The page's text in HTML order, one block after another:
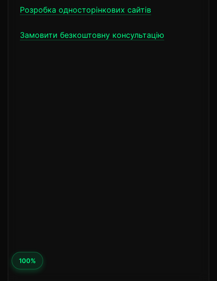
Розробка односторінкових сайтів
Замовити безкоштовну консультацію